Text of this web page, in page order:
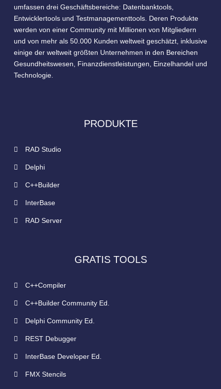
umfassen drei Geschäftsbereiche: Datenbanktools,
Entwicklertools und Testmanagementtools. Deren Produkte
werden von einer Community mit Millionen von Mitgliedern
und von mehr als 50.000 Kunden weltweit geschätzt, inklusive
einige der weltweit größten Unternehmen in den Bereichen
Gesundheitswesen, Finanzdienstleistungen, Einzelhandel und
Technologie.
PRODUKTE
RAD Studio
Delphi
C++Builder
InterBase
RAD Server
GRATIS TOOLS
C++Compiler
C++Builder Community Ed.
Delphi Community Ed.
REST Debugger
InterBase Developer Ed.
FMX Stencils